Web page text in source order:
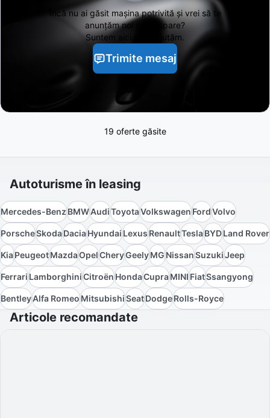
Încă nu ai găsitmașina potrivită și vrei să te
anunțăm noi când apare?
Suntem aici să te ajutăm.
Trimite mesaj
19 oferte găsite
Autoturisme în leasing
Mercedes-BenzBMWAudiToyotaVolkswagenFordVolvo
PorscheSkodaDaciaHyundaiLexusRenaultTeslaBYDLand Rover
KiaPeugeotMazdaOpelCheryGeelyMGNissanSuzukiJeep
FerrariLamborghiniCitroënHondaCupraMINIFiatSsangyong
BentleyAlfa RomeoMitsubishiSeatDodgeRolls-Royce
Articole recomandate